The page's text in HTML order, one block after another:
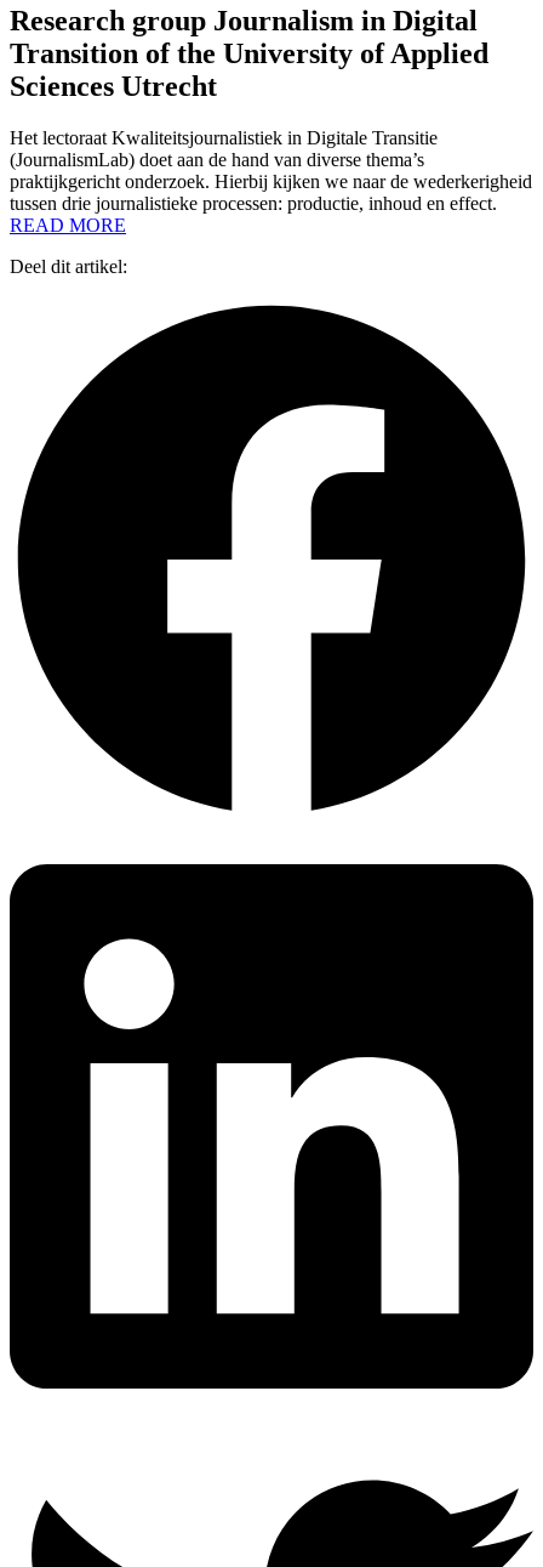
Research group Journalism in Digital
Transition of the University of Applied
Sciences Utrecht
Het lectoraat Kwaliteitsjournalistiek in Digitale Transitie
(JournalismLab) doet aan de hand van diverse thema’s
praktijkgericht onderzoek. Hierbij kijken we naar de wederkerigheid
tussen drie journalistieke processen: productie, inhoud en effect.
READ MORE
Deel dit artikel: